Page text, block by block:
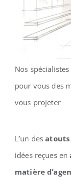
CESAR
Blog
Contact
Nos
pour vous des
vous projeter
L’un des
idées reçues en
matière